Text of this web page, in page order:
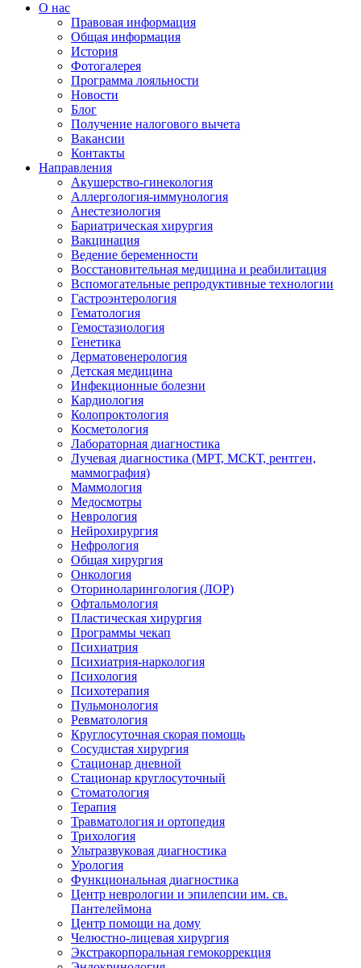
О нас
Правовая информация
Общая информация
История
Фотогалерея
Программа лояльности
Новости
Блог
Получение налогового вычета
Вакансии
Контакты
Направления
Акушерство-гинекология
Аллергология-иммунология
Анестезиология
Бариатрическая хирургия
Вакцинация
Ведение беременности
Восстановительная медицина и реабилитация
Вспомогательные репродуктивные технологии
Гастроэнтерология
Гематология
Гемостазиология
Генетика
Дерматовенерология
Детская медицина
Инфекционные болезни
Кардиология
Колопроктология
Косметология
Лабораторная диагностика
Лучевая диагностика (МРТ, МСКТ, рентген,
маммография)
Маммология
Медосмотры
Неврология
Нейрохирургия
Нефрология
Общая хирургия
Онкология
Оториноларингология (ЛОР)
Офтальмология
Пластическая хирургия
Программы чекап
Психиатрия
Психиатрия-наркология
Психология
Психотерапия
Пульмонология
Ревматология
Круглосуточная скорая помощь
Сосудистая хирургия
Стационар дневной
Стационар круглосуточный
Стоматология
Терапия
Травматология и ортопедия
Трихология
Ультразвуковая диагностика
Урология
Функциональная диагностика
Центр неврологии и эпилепсии им. св.
Пантелеймона
Центр помощи на дому
Челюстно-лицевая хирургия
Экстракорпоральная гемокоррекция